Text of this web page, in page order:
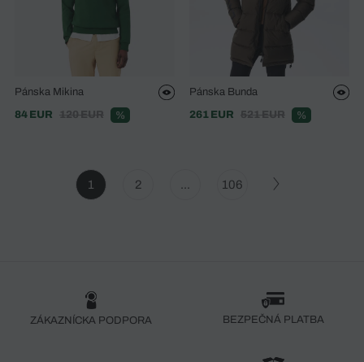
Pánska Mikina
84 EUR
120 EUR %
Pánska Bunda
261 EUR
521 EUR %
1 2 106
ZÁKAZNÍCKA PODPORA BEZPEČNÁ PLATBA